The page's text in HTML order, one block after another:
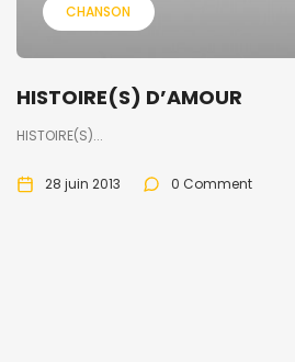
CHANSON
HISTOIRE(S) D’AMOUR
HISTOIRE(S)...
28 juin 2013 0 Comment